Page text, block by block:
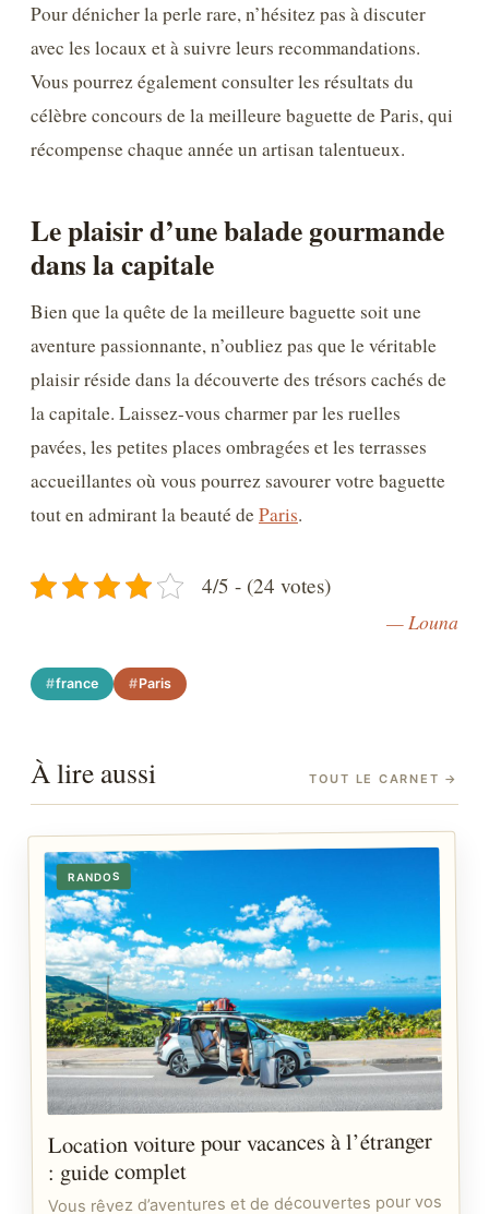
Pour dénicher la perle rare, n’hésitez pas à discuter
avec les locaux et à suivre leurs recommandations.
Vous pourrez également consulter les résultats du
célèbre concours de la meilleure baguette de Paris, qui
récompense chaque année un artisan talentueux.
Le plaisir d’une balade gourmande
dans la capitale
Bien que la quête de la meilleure baguette soit une
aventure passionnante, n’oubliez pas que le véritable
plaisir réside dans la découverte des trésors cachés de
la capitale. Laissez-vous charmer par les ruelles
pavées, les petites places ombragées et les terrasses
accueillantes où vous pourrez savourer votre baguette
tout en admirant la beauté de Paris.
4/5 - (24 votes)
— Louna
france Paris
À lire aussi TOUT LE CARNET →
RANDOS
Location voiture pour vacances à l’étranger
: guide complet
Vous rêvez d’aventures et de découvertes pour vos